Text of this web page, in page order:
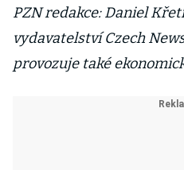
PZN redakce: Daniel
vydavatelství Czech
provozuje také